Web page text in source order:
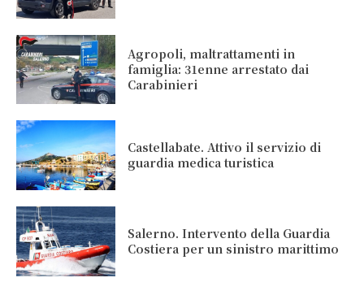
Agropoli, maltrattamenti in
famiglia: 31enne arrestato dai
Carabinieri
Castellabate. Attivo il servizio di
guardia medica turistica
Salerno. Intervento della Guardia
Costiera per un sinistro marittimo